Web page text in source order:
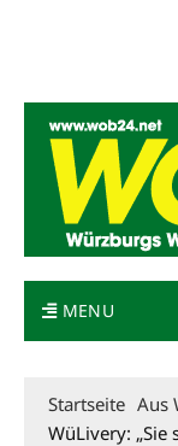
MENU
Startseite Aus
WüLivery: „Sie